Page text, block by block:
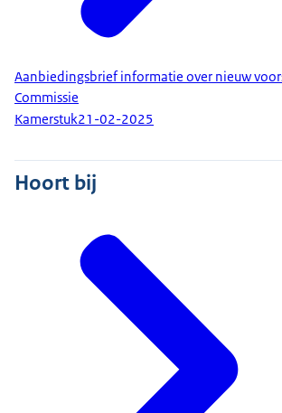
Aanbiedingsbrief informatie over nieuw
Commissie
Kamerstuk21-02-2025
Hoort bij